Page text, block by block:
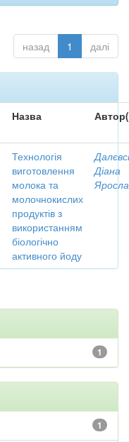
назад 1 далі
Назва
Технологія
виготовлення
молока та
молочнокислих
продуктів з
використанням
біологічно
активного йоду
Діана
1
1